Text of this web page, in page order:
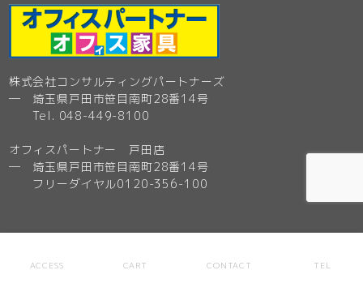
株式会社コンサルティングパートナーズ
─ 埼玉県戸田市笹目南町28番14号
Tel. 048-449-8100
オフィスパートナー 戸田店
─ 埼玉県戸田市笹目南町28番14号
フリーダイヤル0120-356-100
ACCESS CART CONTACT TEL